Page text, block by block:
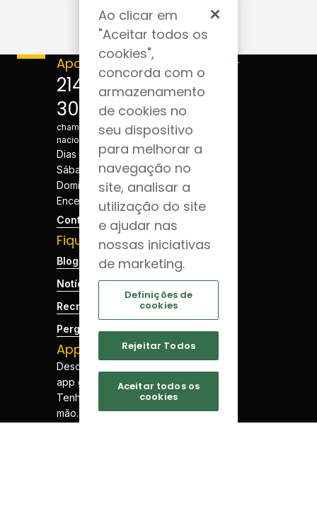
Apoio ao cliente
214 124
300
*Custo de
chamada para a rede fixa
nacional
Dias úteis - 08h às 20h
Sábados - 08h às 20h
Domingos e Feriados -
Encerrado
Contactos
Fique por dentro
Blog da Saúde
Notícias
Recrutamento
Perguntas Frequentes
App JCS
Descarregue a nossa
app gratuitamente.
Tenha a sua saúde à
mão.
Acompanhe-
nos
Ao clicar em
"Aceitar todos os
cookies",
concorda com o
armazenamento
de cookies no
seu dispositivo
para melhorar a
navegação no
site, analisar a
utilização do site
e ajudar nas
nossas iniciativas
de marketing.
Definições de
cookies
Rejeitar Todos
Aceitar todos os
cookies